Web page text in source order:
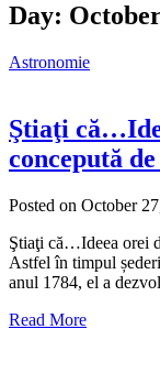
Day:
Astronomie
Ştiaţi
concepută
Posted on October
Ştiaţi că…Ideea orei
Astfel în timpul
anul 1784, el a
Read More